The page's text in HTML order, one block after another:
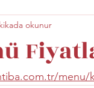
okunur
menu/